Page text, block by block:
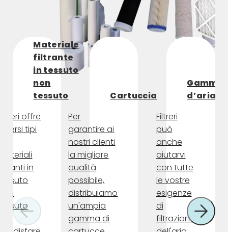
Materiale
filtrante
in tessuto
non
tessuto
offre
tipi
in
Cartuccia
Per
garantire ai
nostri clienti
la migliore
qualità
possibile,
distribuiamo
un'ampia
gamma di
Gamme
d’aria
Filtreri
può
anche
aiutarvi
con tutte
le vostre
esigenze
di
filtrazione